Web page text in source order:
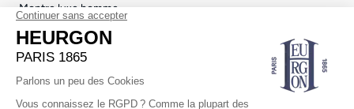
Montre luxe homme
Montre luxe femme
JOAILLERIE